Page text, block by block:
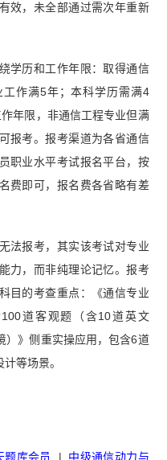
效，未全部通过需次年重新
学历和工作年限：取得通信
作满5年；本科学历需满4
年限，非通信工程专业但满
报考。报考渠道为各省通信
职业水平考试报名平台，按
费即可，报名费各省略有差
法报考，其实该考试对专业
力，而非纯理论记忆。报考
目的考查重点：《通信专业
道客观题（含10道英文
）》侧重实操应用，包含6道
等场景。
题库会员 | 中级通信动力与